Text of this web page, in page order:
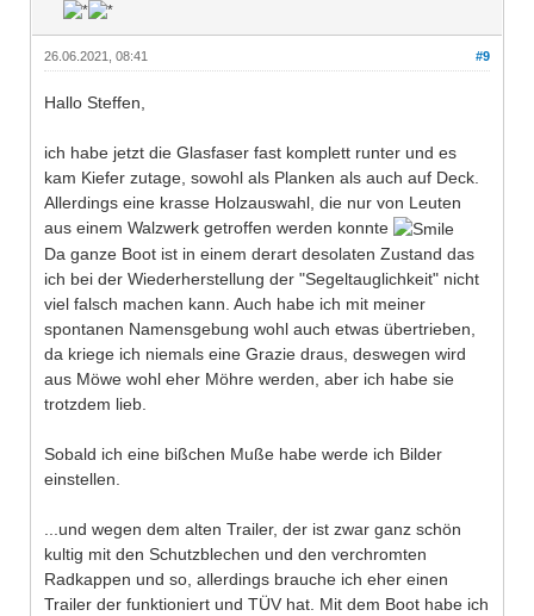
#9
26.06.2021, 08:41
Hallo Steffen,
ich habe jetzt die Glasfaser fast komplett runter und es
kam Kiefer zutage, sowohl als Planken als auch auf Deck.
Allerdings eine krasse Holzauswahl, die nur von Leuten
aus einem Walzwerk getroffen werden konnte
Da ganze Boot ist in einem derart desolaten Zustand das
ich bei der Wiederherstellung der "Segeltauglichkeit" nicht
viel falsch machen kann. Auch habe ich mit meiner
spontanen Namensgebung wohl auch etwas übertrieben,
da kriege ich niemals eine Grazie draus, deswegen wird
aus Möwe wohl eher Möhre werden, aber ich habe sie
trotzdem lieb.
Sobald ich eine bißchen Muße habe werde ich Bilder
einstellen.
...und wegen dem alten Trailer, der ist zwar ganz schön
kultig mit den Schutzblechen und den verchromten
Radkappen und so, allerdings brauche ich eher einen
Trailer der funktioniert und TÜV hat. Mit dem Boot habe ich